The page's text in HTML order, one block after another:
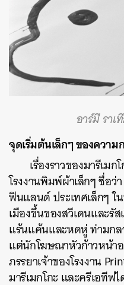
อาร์มี รา
จุดเริ่มต้นเล็กๆของความ
เรื่องราวของมารีเม
โรงงานพิมพ์ผ้าเล็กๆ ชื่อว่
ฟินแลนด์ ประเทศเล็กๆ
เมืองขึ้นของสวีเดนและ
แร้นแค้นและหดหู่ ท่ามก
แต่นักโฆษณาหัวก้าวหน้าอ
ภรรยาเจ้าของโรงงาน
มารีเมกโกะ และครีเอทีฟ